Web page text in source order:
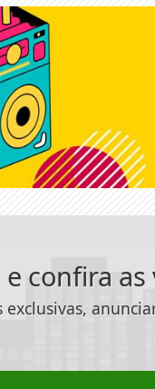
confira